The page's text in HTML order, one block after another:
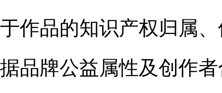
于作品的知识产权归属
据品牌公益属性及创作